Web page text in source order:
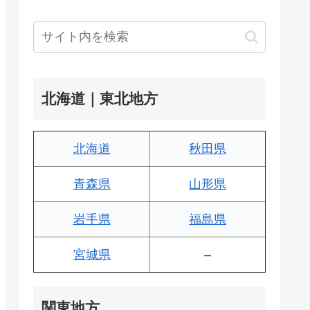
北海道｜東北地方
北海道 秋田県
青森県 山形県
岩手県 福島県
宮城県 –